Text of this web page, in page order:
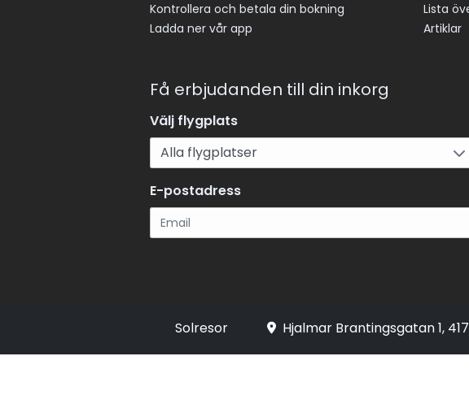
Kontrollera och betala din bokning
Ladda ner vår app
Lista
Artiklar
Få erbjudanden till din inkorg
Välj flygplats
E-postadress
Solresor Hjalmar Brantingsgatan 1,